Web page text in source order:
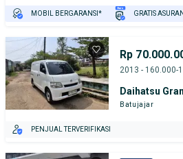
MOBIL BERGARANSI* GRATIS
Rp
2013 - 160.000-
Daihatsu
Batujajar
PENJUAL TERVERIFIKASI